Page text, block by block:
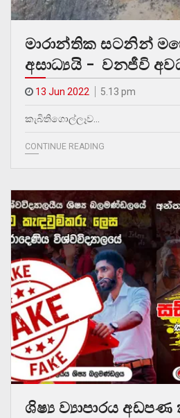
මාරාන්තික සටනින්
අසාධ්‍යයි – වනජීවි
13 Jun 2022 5.13 pm
කැබිතිගොල්ලෑව…
CONTINUE READING
ශිෂ්‍ය ව්‍යාපාරය අඩපණ